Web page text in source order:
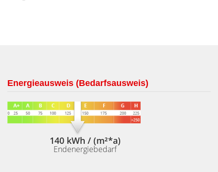
Energieausweis (Bedarfsausweis)
140 kWh / (m²*a)
Endenergiebedarf